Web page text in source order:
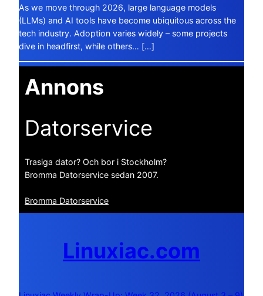
As we move through 2026, large language models
(LLMs) and AI tools have become ubiquitous across the
tech industry. Adoption varies widely – some projects
dive in headfirst, while others… […]
Annons
Datorservice
Trasiga dator? Och bor i Stockholm?
Bromma Datorservice sedan 2007.
Bromma Datorservice
Linuxiac.com